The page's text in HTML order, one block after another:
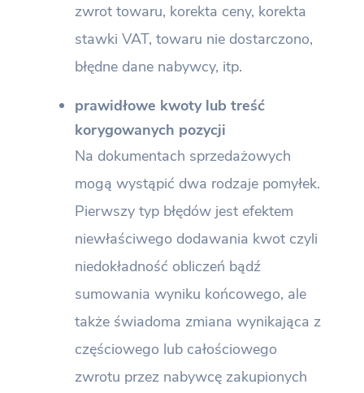
zwrot towaru, korekta ceny, korekta
stawki VAT, towaru nie dostarczono,
błędne dane nabywcy, itp.
prawidłowe kwoty lub treść
korygowanych pozycji
Na dokumentach sprzedażowych
mogą wystąpić dwa rodzaje pomyłek.
Pierwszy typ błędów jest efektem
niewłaściwego dodawania kwot czyli
niedokładność obliczeń bądź
sumowania wyniku końcowego, ale
także świadoma zmiana wynikająca z
częściowego lub całościowego
zwrotu przez nabywcę zakupionych